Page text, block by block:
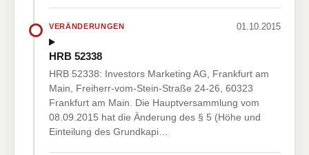
VERÄNDERUNGEN 01.10.2015
HRB 52338
HRB 52338: Investors Marketing AG, Frankfurt am
Main, Freiherr-vom-Stein-Straße 24-26, 60323
Frankfurt am Main. Die Hauptversammlung vom
08.09.2015 hat die Änderung des § 5 (Höhe und
Einteilung des Grundkapi…